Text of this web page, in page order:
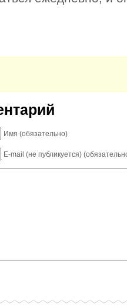
Имя (обязательно)
E-mail (не публикуется)